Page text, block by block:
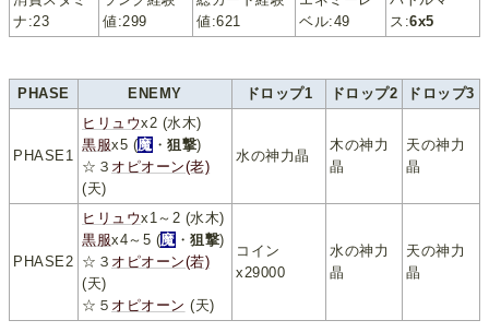
ナ:23
値:299
値:621
ベル:49
ス:6x5
PHASE ENEMY ドロップ1 ドロップ2 ドロップ3
PHASE1
ヒリュウx2 (水木)
黒服x5 (魔・狙撃)
☆３ オピオーン(老)
(天)
水の神力晶
木の神力
晶
天の神力
晶
PHASE2
ヒリュウx1～2 (水木)
黒服x4～5 (魔・狙撃)
☆３ オピオーン(若)
(天)
☆５ オピオーン (天)
コイン
x29000
水の神力
晶
天の神力
晶